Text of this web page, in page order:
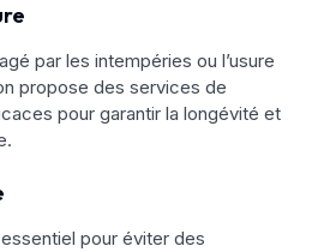
par les intempéries ou l’usure
propose des services de
pour garantir la longévité et
pour éviter des